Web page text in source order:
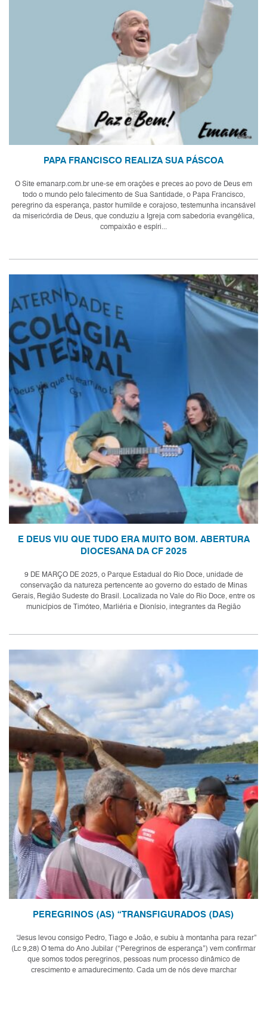
PAPA FRANCISCO REALIZA SUA PÁSCOA
O Site emanarp.com.br une-se em orações e preces ao povo de Deus em
todo o mundo pelo falecimento de Sua Santidade, o Papa Francisco,
peregrino da esperança, pastor humilde e corajoso, testemunha incansável
da misericórdia de Deus, que conduziu a Igreja com sabedoria evangélica,
compaixão e espíri...
E DEUS VIU QUE TUDO ERA MUITO BOM. ABERTURA
DIOCESANA DA CF 2025
9 DE MARÇO DE 2025, o Parque Estadual do Rio Doce, unidade de
conservação da natureza pertencente ao governo do estado de Minas
Gerais, Região Sudeste do Brasil. Localizada no Vale do Rio Doce, entre os
municípios de Timóteo, Marliéria e Dionísio, integrantes da Região
PEREGRINOS (AS) “TRANSFIGURADOS (DAS)
“Jesus levou consigo Pedro, Tiago e João, e subiu à montanha para rezar”
(Lc 9,28) O tema do Ano Jubilar (“Peregrinos de esperança”) vem confirmar
que somos todos peregrinos, pessoas num processo dinâmico de
crescimento e amadurecimento. Cada um de nós deve marchar